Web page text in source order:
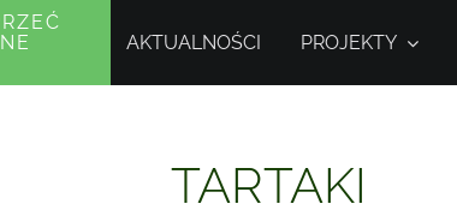
AKTUALNOŚCI PROJEKTY
TARTAKI